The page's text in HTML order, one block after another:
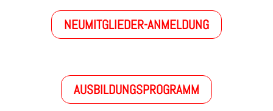
NEUMITGLIEDER-ANMELDUNG
AUSBILDUNGSPROGRAMM